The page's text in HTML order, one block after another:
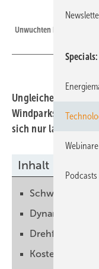
Unwuchten können teuer
Ungleiche
Windparks.
sich nur langsam
Inhalt
Schwingungen
Dynamische
Kosten- und
Specials
Webinare
Podcasts